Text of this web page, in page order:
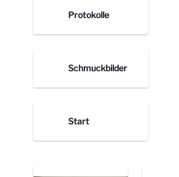
Protokolle
Schmuckbilder
Start